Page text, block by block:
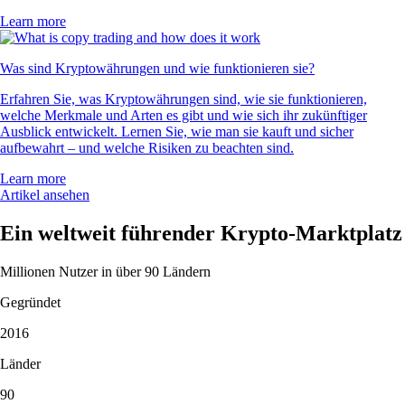
Learn more
Was sind Kryptowährungen und wie funktionieren sie?
Erfahren Sie, was Kryptowährungen sind, wie sie funktionieren,
welche Merkmale und Arten es gibt und wie sich ihr zukünftiger
Ausblick entwickelt. Lernen Sie, wie man sie kauft und sicher
aufbewahrt – und welche Risiken zu beachten sind.
Learn more
Artikel ansehen
Ein weltweit führender Krypto-Marktplatz
Millionen Nutzer in über 90 Ländern
Gegründet
2016
Länder
90